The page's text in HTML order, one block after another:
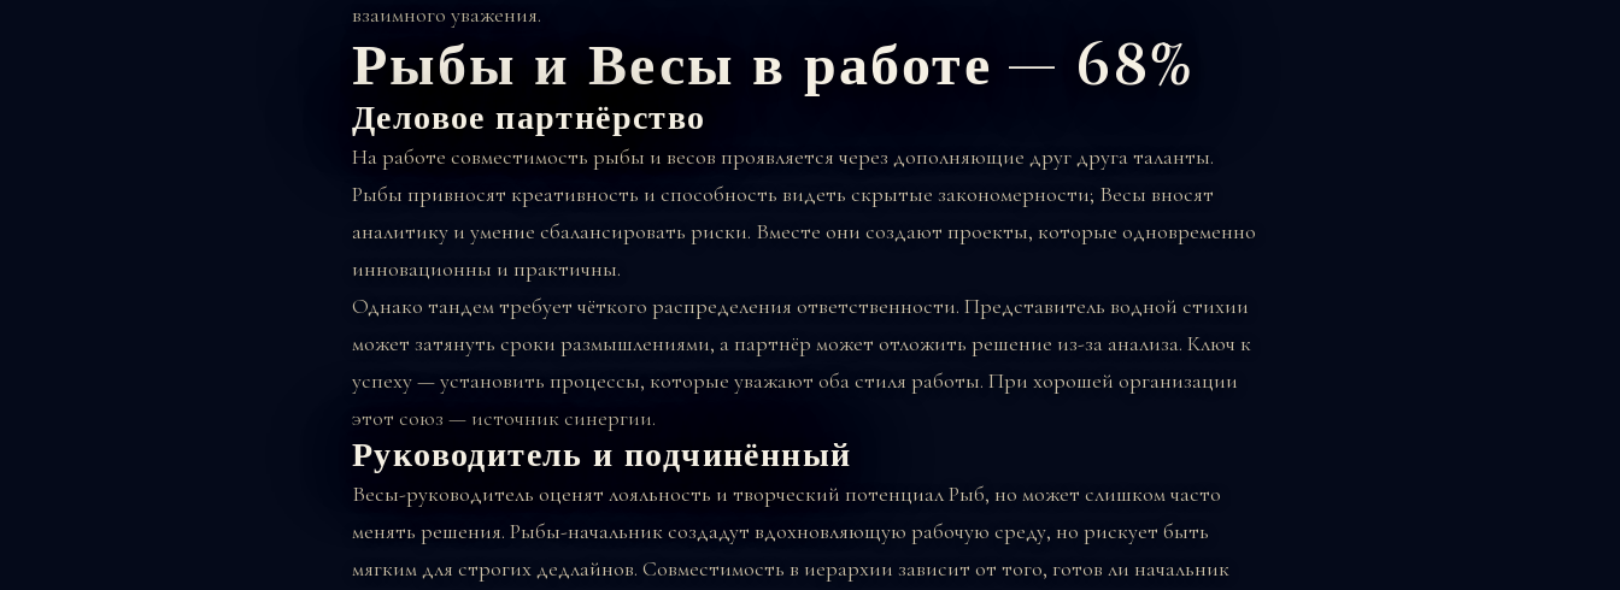
взаимного уважения.
Рыбы и Весы в работе — 68%
Деловое партнёрство
На работе совместимость рыбы и весов проявляется через дополняющие друг друга таланты.
Рыбы привносят креативность и способность видеть скрытые закономерности; Весы вносят
аналитику и умение сбалансировать риски. Вместе они создают проекты, которые одновременно
инновационны и практичны.
Однако тандем требует чёткого распределения ответственности. Представитель водной стихии
может затянуть сроки размышлениями, а партнёр может отложить решение из-за анализа. Ключ к
успеху — установить процессы, которые уважают оба стиля работы. При хорошей организации
этот союз — источник синергии.
Руководитель и подчинённый
Весы-руководитель оценят лояльность и творческий потенциал Рыб, но может слишком часто
менять решения. Рыбы-начальник создадут вдохновляющую рабочую среду, но рискует быть
мягким для строгих дедлайнов. Совместимость в иерархии зависит от того, готов ли начальник